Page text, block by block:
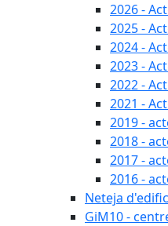
2026 -
2025 -
2024 -
2023 -
2022 -
2021 -
2019 -
2018 -
2017 -
2016 -
Neteja
GiM10 -